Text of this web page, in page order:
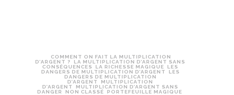
COMMENT ON FAIT LA MULTIPLICATION
D’ARGENT ?
LA MULTIPLICATION D’ARGENT SANS
CONSÉQUENCES
LA RICHESSE MAGIQUE
LES
DANGERS DE MULTIPLICATION D’ARGENT
LES
DANGERS DE MULTIPLICATION
D’ARGENT
MULTIPLICATION
D’ARGENT
MULTIPLICATION D’ARGENT SANS
DANGER
NON CLASSÉ PORTEFEUILLE MAGIQUE